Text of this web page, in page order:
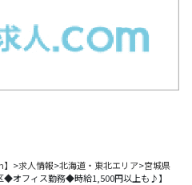
>求人情報>北海道・東北エリア>宮城県
◆オフィス勤務◆時給1,500円以上も♪】